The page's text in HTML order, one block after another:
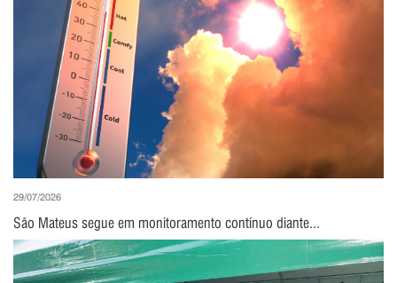
29/07/2026
São Mateus segue em monitoramento contínuo diante...